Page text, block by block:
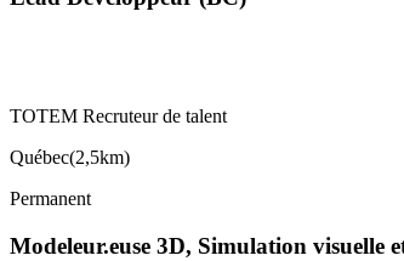
TOTEM Recruteur de talent
Québec(2,5km)
Permanent
Modeleur.euse 3D, Simulation visuelle